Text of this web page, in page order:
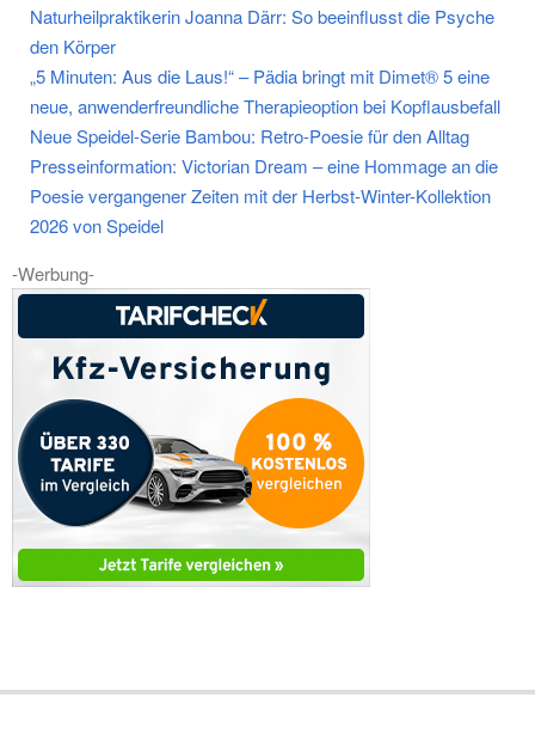
Naturheilpraktikerin Joanna Därr: So beeinflusst die Psyche
den Körper
„5 Minuten: Aus die Laus!“ – Pädia bringt mit Dimet® 5 eine
neue, anwenderfreundliche Therapieoption bei Kopflausbefall
Neue Speidel-Serie Bambou: Retro-Poesie für den Alltag
Presseinformation: Victorian Dream – eine Hommage an die
Poesie vergangener Zeiten mit der Herbst-Winter-Kollektion
2026 von Speidel
-Werbung-